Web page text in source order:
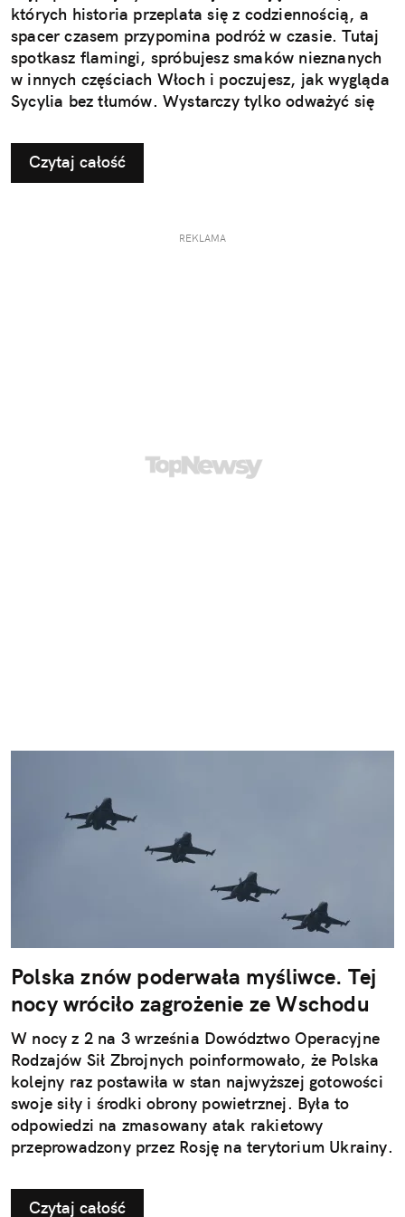
których historia przeplata się z codziennością, a
spacer czasem przypomina podróż w czasie. Tutaj
spotkasz flamingi, spróbujesz smaków nieznanych
w innych częściach Włoch i poczujesz, jak wygląda
Sycylia bez tłumów. Wystarczy tylko odważyć się
Czytaj całość
REKLAMA
Polska znów poderwała myśliwce. Tej
nocy wróciło zagrożenie ze Wschodu
W nocy z 2 na 3 września Dowództwo Operacyjne
Rodzajów Sił Zbrojnych poinformowało, że Polska
kolejny raz postawiła w stan najwyższej gotowości
swoje siły i środki obrony powietrznej. Była to
odpowiedzi na zmasowany atak rakietowy
przeprowadzony przez Rosję na terytorium Ukrainy.
Czytaj całość